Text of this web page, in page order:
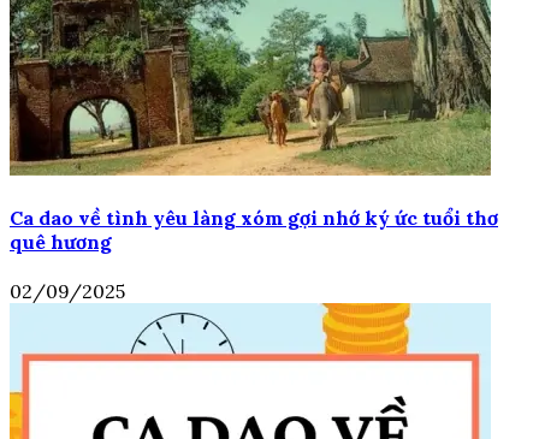
Ca dao về tình yêu làng xóm gợi nhớ ký ức tuổi thơ
quê hương
02/09/2025